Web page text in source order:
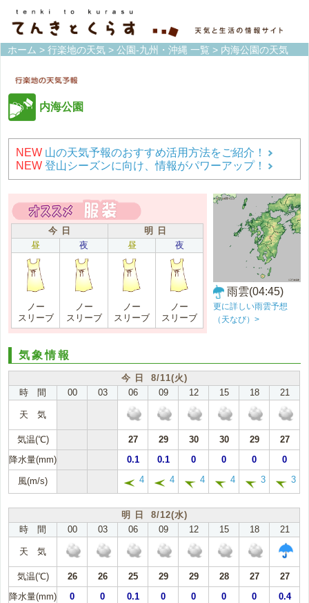
ホーム > 行楽地の天気 > 公園-九州・沖縄 一覧 > 内海公園の天気
内海公園
NEW 山の天気予報のおすすめ活用方法をご紹介！
NEW 登山シーズンに向け、情報がパワーアップ！
今 日
明 日
昼
夜 昼 夜
ノー
スリーブ
ノー
スリーブ
ノー
スリーブ
ノー
スリーブ
雨雲(04:45)
更に詳しい雨雲予想
（天なび）>
気象情報
今 日 8/11(火)
時 間
00 03 06 09 12 15 18 21
天 気
気温(℃) 27 29 30 30 29
27
降水量(mm)
0.1 0.1 0 0 0 0
風(m/s) 4 4 4 4 3 3
明 日 8/12(水)
時 間
00 03 06 09 12 15 18 21
天 気
気温(℃) 26 26 25 29 29 28 27
27
降水量(mm)
0 0 0.1 0 0 0 0 0.4